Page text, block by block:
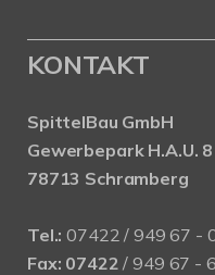
KONTAKT
SpittelBau GmbH
Gewerbepark H.A.U. 8
78713 Schramberg
Tel.: 07422 / 949 67 -
Fax: 07422 / 949 67 -